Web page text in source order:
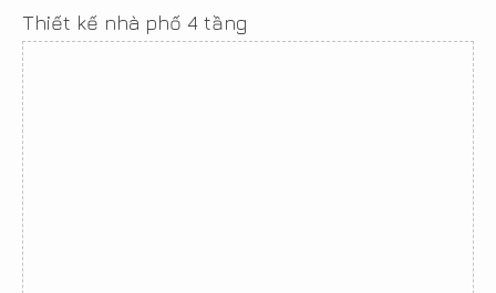
Thiết kế nhà phố 4 tầng